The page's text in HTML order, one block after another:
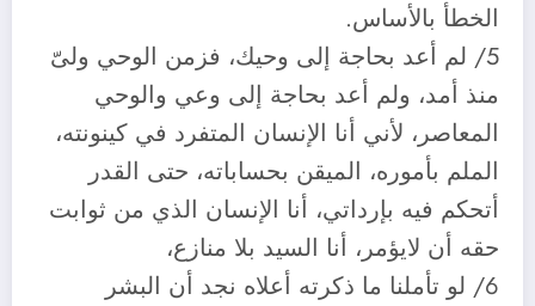
الخطأ بالأساس.
5/ لم أعد بحاجة إلى وحيك، فزمن الوحي ولىّ
منذ أمد، ولم أعد بحاجة إلى وعي والوحي
المعاصر، لأني أنا الإنسان المتفرد في كينونته،
الملم بأموره، الميقن بحساباته، حتى القدر
أتحكم فيه بإرداتي، أنا الإنسان الذي من ثوابت
حقه أن لايؤمر، أنا السيد بلا منازع،
6/ لو تأملنا ما ذكرته أعلاه نجد أن البشر